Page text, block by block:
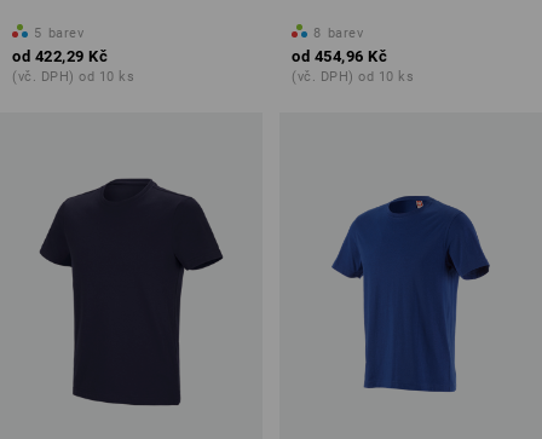
5 barev
od 422,29 Kč
(vč. DPH) od 10 ks
8 barev
od 454,96 Kč
(vč. DPH) od 10 ks